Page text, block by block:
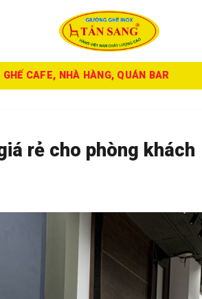
GHẾ CAFE, NHÀ HÀNG, QUÁN BAR
rẻ cho phòng khách